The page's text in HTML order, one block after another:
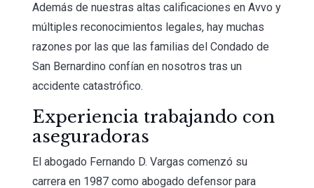
Además de nuestras altas calificaciones en Avvo y
múltiples reconocimientos legales, hay muchas
razones por las que las familias del Condado de
San Bernardino confían en nosotros tras un
accidente catastrófico.
Experiencia trabajando con
aseguradoras
El abogado Fernando D. Vargas comenzó su
carrera en 1987 como abogado defensor para